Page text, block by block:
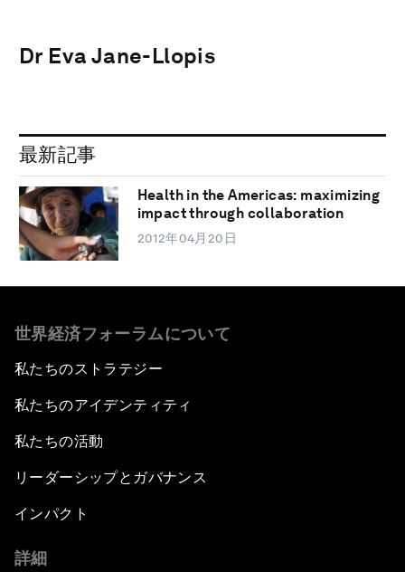
Dr Eva Jane-Llopis
最新記事
Health in the Americas: maximizing
impact through collaboration
2012年04月20日
世界経済フォーラムについて
私たちのストラテジー
私たちのアイデンティティ
私たちの活動
リーダーシップとガバナンス
インパクト
詳細